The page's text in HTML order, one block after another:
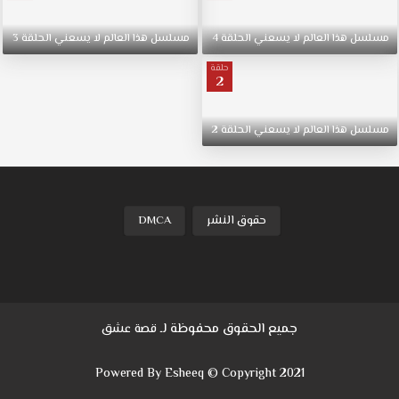
مسلسلهذاالعالملايسعنيالحلقة4 مسلسلهذاالعالملايسعنيالحلقة3
حلقة
2
مسلسلهذاالعالملايسعنيالحلقة2
حقوق النشر DMCA
جميع الحقوق محفوظة لـقصة عشق
Powered By Esheeq © Copyright 2021